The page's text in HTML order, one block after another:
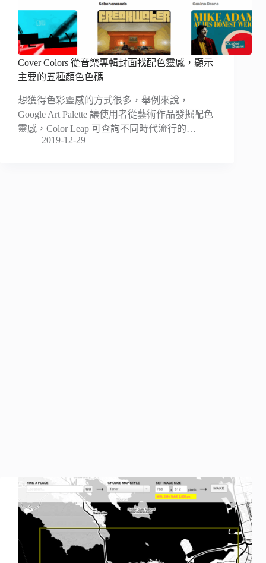
Cover Colors 從音樂專輯封面找配色靈感，顯示
主要的五種顏色色碼
想獲得色彩靈感的方式很多，舉例來說，
Google Art Palette 讓使用者從藝術作品發掘配色
靈感，Color Leap 可查詢不同時代流行的…
2019-12-29